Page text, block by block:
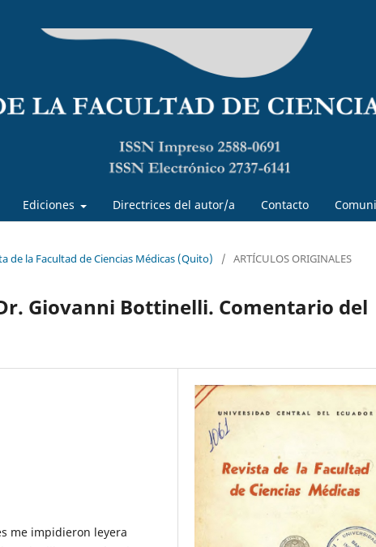
Ediciones Directrices del autor/a Contacto
de la Facultad de Ciencias Médicas (Quito) / ARTÍCULOS ORIGINALES
Giovanni Bottinelli. Comentario del
me impidieron leyera